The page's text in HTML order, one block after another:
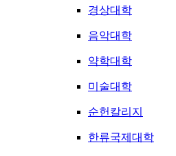
경상대학
음악대학
약학대학
미술대학
순헌칼리지
한류국제대학